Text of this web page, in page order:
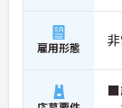
雇用形態
■